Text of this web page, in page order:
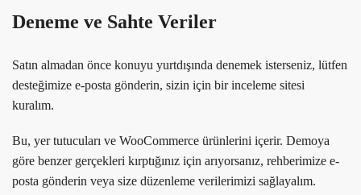
Deneme ve Sahte Veriler
Satın almadan önce konuyu yurtdışında denemek isterseniz, lütfen
desteğimize e-posta gönderin, sizin için bir inceleme sitesi
kuralım.
Bu, yer tutucuları ve WooCommerce ürünlerini içerir. Demoya
göre benzer gerçekleri kırptığınız için arıyorsanız, rehberimize e-
posta gönderin veya size düzenleme verilerimizi sağlayalım.